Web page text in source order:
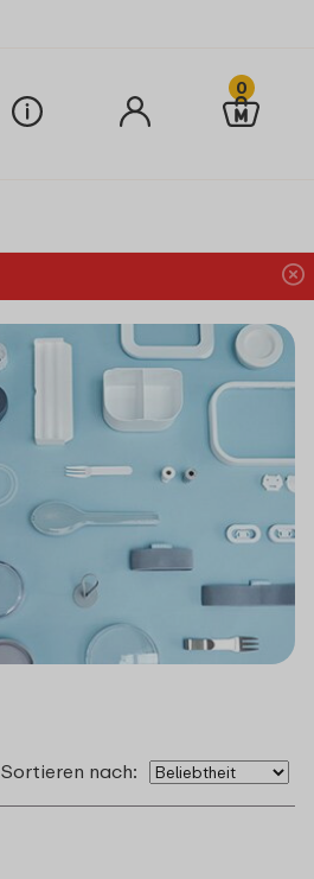
0
Sortieren nach: